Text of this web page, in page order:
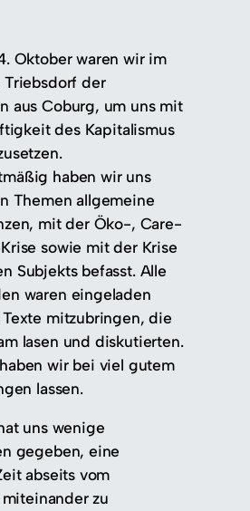
Oktober waren wir im
Triebsdorf der
aus Coburg, um uns mit
des Kapitalismus
haben wir uns
Themen allgemeine
mit der Öko-, Care-
sowie mit der Krise
Subjekts befasst. Alle
waren eingeladen
mitzubringen, die
lasen und diskutierten.
wir bei viel gutem
lassen.
uns wenige
gegeben, eine
abseits vom
zu